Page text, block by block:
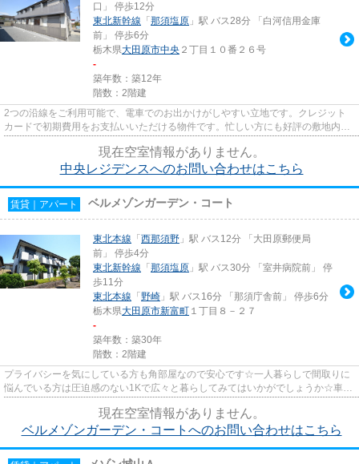
口」 停歩12分
東北新幹線 「 那須塩原 」駅 バス28分 「白河信用金庫
前」 停歩6分
栃木県大田原市中央 ２丁目１０番２６号
-
築年数：築12年
階数：2階建
2つの沿線をご利用可能で、電車でのお出かけがしやすい立地です。クレジット
カードで初期費用をお支払いいただける物件です。忙しい方にも好評の敷地内ご
現在空室情報がありません。
中央レジデンスへのお問い合わせはこちら
賃貸｜アパート ベルメゾンガーデン・コート
東北本線 「 西那須野 」駅 バス12分 「大田原郵便局
前」 停歩4分
東北新幹線 「 那須塩原 」駅 バス30分 「室井病院前」 停
歩11分
東北本線 「 野崎 」駅 バス16分 「那須庁舎前」 停歩6分
栃木県大田原市新富町 １丁目８－２７
-
築年数：築30年
階数：2階建
プライバシーを気にしている方も角部屋なので安心です☆一人暮らしで間取りに
悩んでいる方は圧迫感のない1Kで広々と暮らしてみてはいかがでしょうか☆車を
現在空室情報がありません。
ベルメゾンガーデン・コートへのお問い合わせはこちら